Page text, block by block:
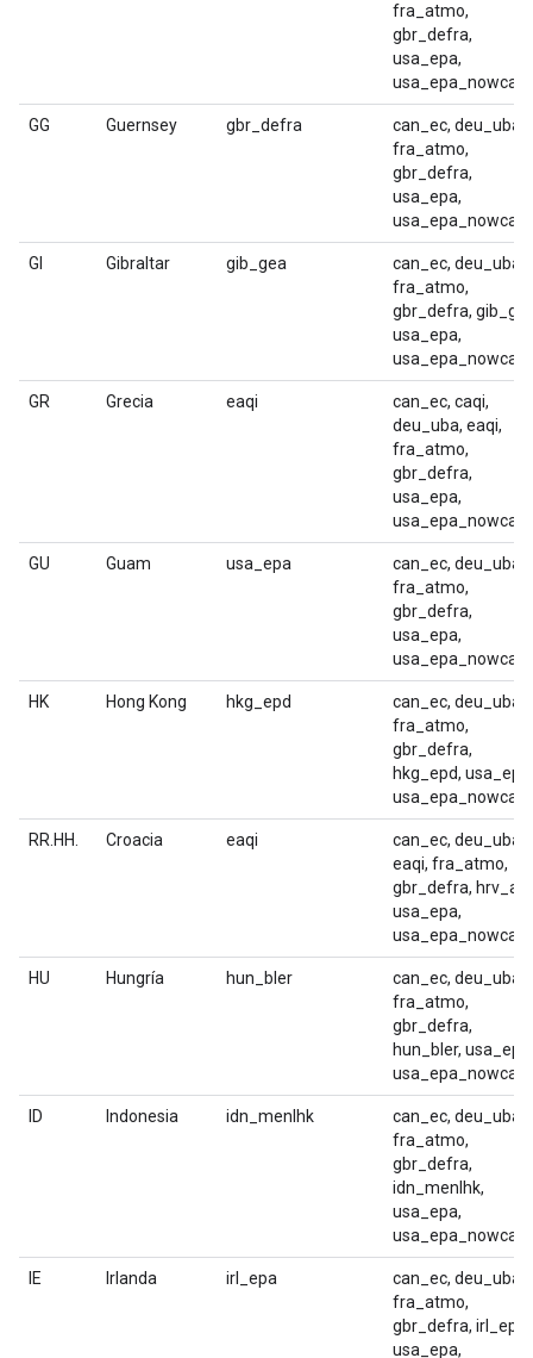
fra_atmo,
gbr_defra,
usa_epa,
usa_epa_nowcast
GG Guernsey gbr_defra
can_ec, deu_uba,
fra_atmo,
gbr_defra,
usa_epa,
usa_epa_nowcast
GI Gibraltar gib_gea
can_ec, deu_uba,
fra_atmo,
gbr_defra,
usa_epa,
usa_epa_nowcast
GR Grecia eaqi
can_ec, caqi,
deu_uba, eaqi,
fra_atmo,
gbr_defra,
usa_epa,
usa_epa_nowcast
GU Guam usa_epa
can_ec, deu_uba,
fra_atmo,
gbr_defra,
usa_epa,
usa_epa_nowcast
HK Hong Kong hkg_epd
can_ec, deu_uba,
fra_atmo,
gbr_defra,
hkg_epd, usa_epa,
usa_epa_nowcast
RR.HH. Croacia eaqi
can_ec, deu_uba,
eaqi, fra_atmo,
gbr_defra,
usa_epa,
usa_epa_nowcast
HU Hungría hun_bler
can_ec, deu_uba,
fra_atmo,
gbr_defra,
hun_bler, usa_epa,
usa_epa_nowcast
ID Indonesia idn_menlhk
can_ec, deu_uba,
fra_atmo,
gbr_defra,
idn_menlhk,
usa_epa,
usa_epa_nowcast
IE Irlanda irl_epa
can_ec, deu_uba,
fra_atmo,
gbr_defra, irl_epa,
usa_epa,